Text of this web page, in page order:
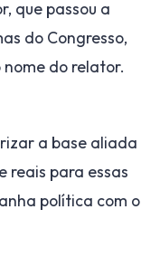
que passou a
do Congresso,
do relator.
a base aliada
reais para essas
política com o